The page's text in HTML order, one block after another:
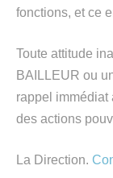
fonctions, et ce
Toute attitude
BAILLEUR ou
rappel immédiat
des actions
La Direction.